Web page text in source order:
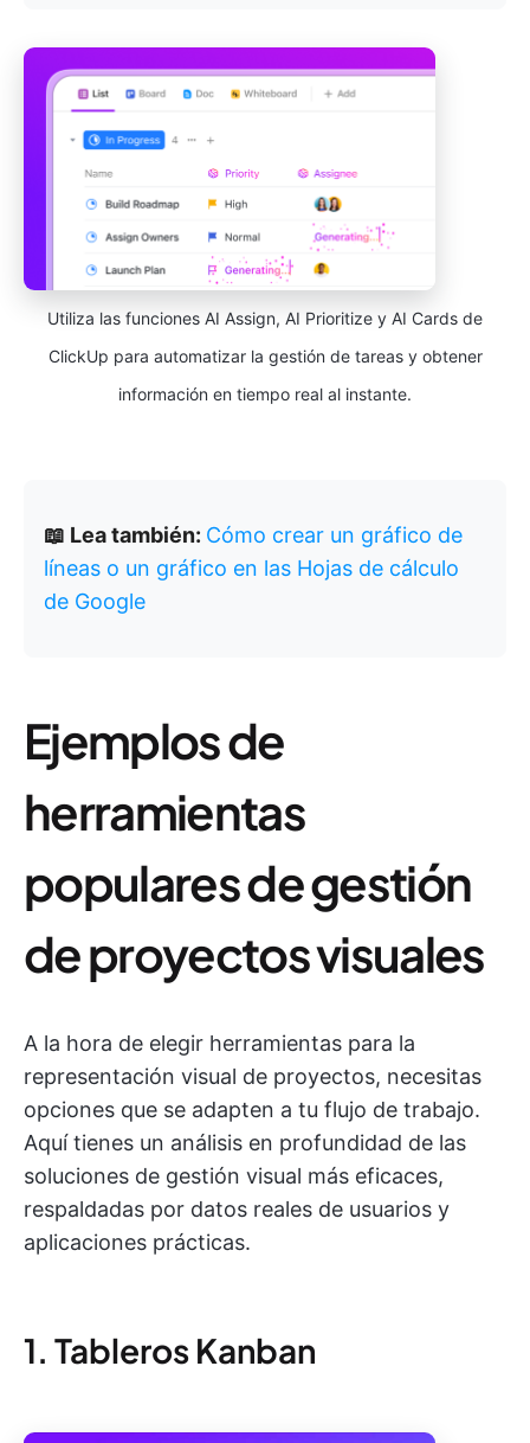
Utiliza las funciones AI Assign, AI Prioritize y AI Cards de
ClickUp para automatizar la gestión de tareas y obtener
información en tiempo real al instante.
📖 Lea también: Cómo crear un gráfico de
líneas o un gráfico en las Hojas de cálculo
de Google
Ejemplos de
herramientas
populares de gestión
de proyectos visuales
A la hora de elegir herramientas para la
representación visual de proyectos, necesitas
opciones que se adapten a tu flujo de trabajo.
Aquí tienes un análisis en profundidad de las
soluciones de gestión visual más eficaces,
respaldadas por datos reales de usuarios y
aplicaciones prácticas.
1. Tableros Kanban